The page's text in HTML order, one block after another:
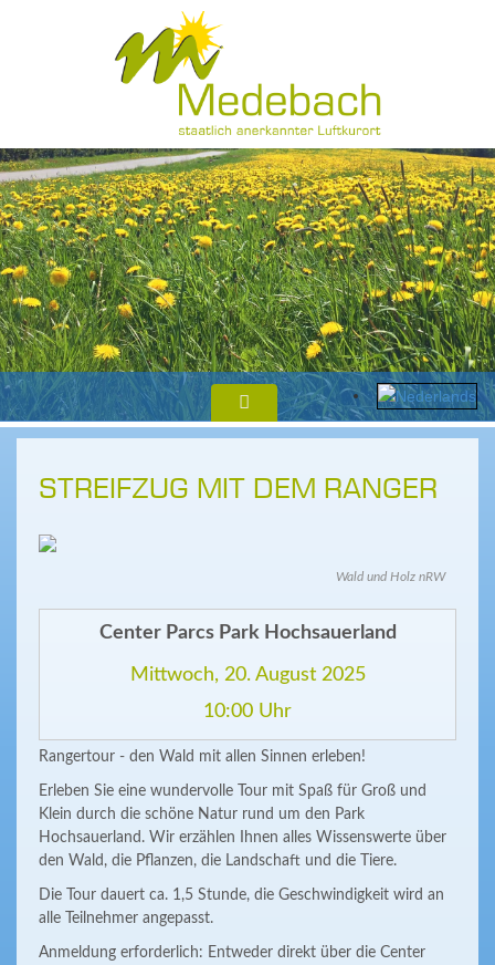
STREIFZUG MIT DEM RANGER
Wald und Holz nRW
Center Parcs Park Hochsauerland
Mittwoch, 20. August 2025
10:00 Uhr
Rangertour - den Wald mit allen Sinnen erleben!
Erleben Sie eine wundervolle Tour mit Spaß für Groß und
Klein durch die schöne Natur rund um den Park
Hochsauerland. Wir erzählen Ihnen alles Wissenswerte über
den Wald, die Pflanzen, die Landschaft und die Tiere.
Die Tour dauert ca. 1,5 Stunde, die Geschwindigkeit wird an
alle Teilnehmer angepasst.
Anmeldung erforderlich: Entweder direkt über die Center